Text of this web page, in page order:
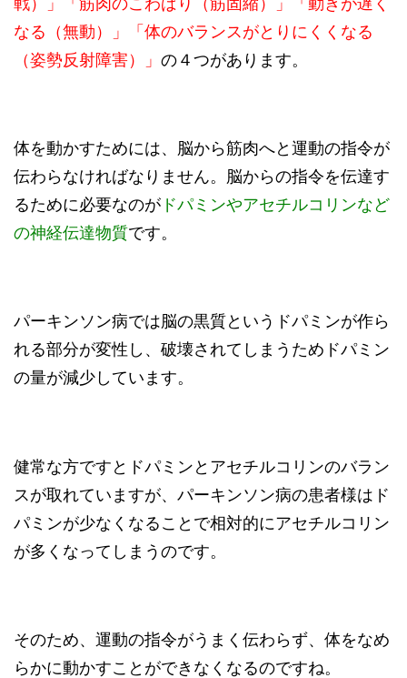
なる（無動）」「体のバランスがとりにくくなる
（姿勢反射障害）」 の４つがあります。
体を動かすためには、脳から筋肉へと運動の指令が
伝わらなければなりません。脳からの指令を伝達す
るために必要なのが ドパミンやアセチルコリンなど
の神経伝達物質です。
パーキンソン病では脳の黒質というドパミンが作ら
れる部分が変性し、破壊されてしまうためドパミン
の量が減少しています。
健常な方ですとドパミンとアセチルコリンのバラン
スが取れていますが、パーキンソン病の患者様はド
パミンが少なくなることで相対的にアセチルコリン
が多くなってしまうのです。
そのため、運動の指令がうまく伝わらず、体をなめ
らかに動かすことができなくなるのですね。